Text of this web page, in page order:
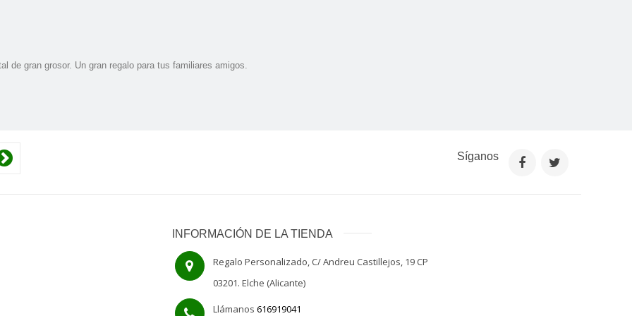
de gran grosor. Un gran regalo para tus familiares amigos.
Síganos
INFORMACIÓN DE LA TIENDA
Regalo Personalizado, C/ Andreu Castillejos, 19 CP
03201. Elche (Alicante)
Llámanos 616919041